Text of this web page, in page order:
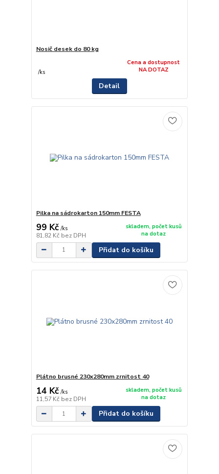
Nosič desek do 80 kg
/ks
Cena a dostupnost
NA DOTAZ
Detail
Pilka na sádrokarton 150mm FESTA
99 Kč /ks
81,82 Kč bez DPH
skladem, počet kusů
na dotaz
Přidat do košíku
Plátno brusné 230x280mm zrnitost 40
14 Kč /ks
11,57 Kč bez DPH
skladem, počet kusů
na dotaz
Přidat do košíku